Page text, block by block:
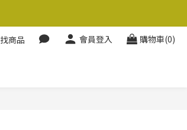
找商品 會員登入 購物車(0)